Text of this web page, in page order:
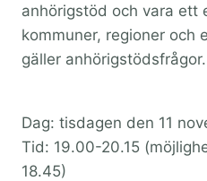
anhörigstöd och vara ett
kommuner, regioner och
gäller anhörigstödsfrågor.
Dag: tisdagen den 11
Tid: 19.00-20.15
18.45)